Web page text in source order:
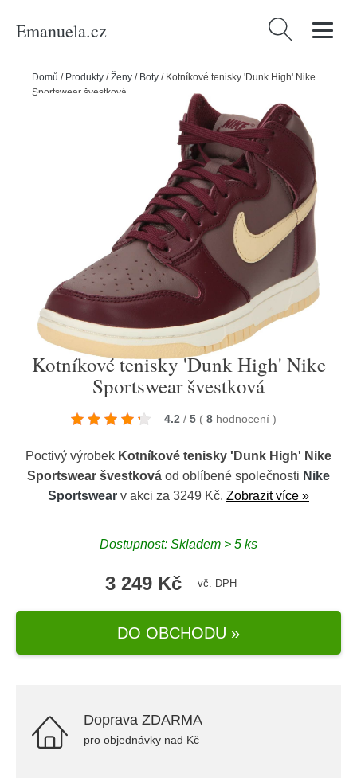
Emanuela.cz Vyhledávání
Domů / Produkty /Ženy / Boty / Kotníkové tenisky 'Dunk High' Nike
Sportswear švestková
Kotníkové tenisky 'Dunk High' Nike
Sportswear švestková
4.2 / 5 ( 8 hodnocení )
Poctivý výrobek Kotníkové tenisky 'Dunk High' Nike
Sportswear švestková od oblíbené společnosti Nike
Sportswear v akci za 3249 Kč. Zobrazit více »
Dostupnost: Skladem > 5 ks
3 249 Kč vč. DPH
DO OBCHODU »
Doprava ZDARMA
pro objednávky nad Kč